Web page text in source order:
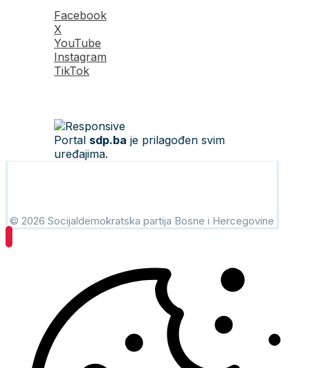
Facebook
X
YouTube
Instagram
TikTok
Portal sdp.ba je prilagođen svim
uređajima.
© 2026 Socijaldemokratska partija Bosne i Hercegovine